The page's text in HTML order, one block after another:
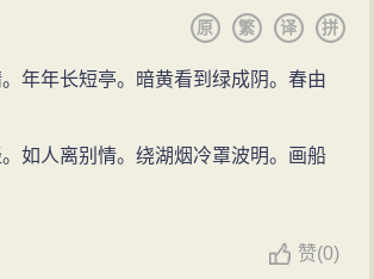
拼
译
繁
原
年年长短亭。暗黄看到绿成阴。春由
如人离别情。绕湖烟冷罩波明。画船
赞(0)